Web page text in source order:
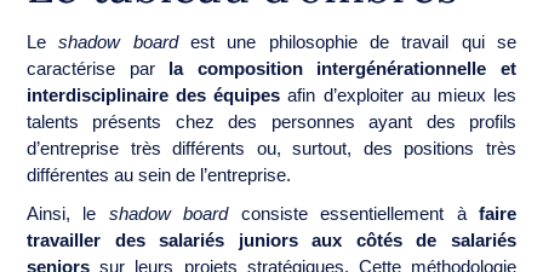
Leshadow boardest une philosophie de travail qui se
caractérise par la composition intergénérationnelle et
interdisciplinaire des équipes afin d’exploiter au mieux les
talents présents chez des personnes ayant des profils
d’entreprise très différents ou, surtout, des positions très
différentes au sein de l’entreprise.
Ainsi, le shadow board consiste essentiellement àfaire
travailler des salariés juniors aux côtés de salariés
seniorssur leurs projets stratégiques. Cette méthodologie